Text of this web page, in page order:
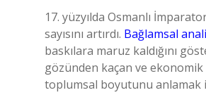
17. yüzyılda Osmanlı
sayısını artırdı. Bağlamsal
baskılara maruz kaldığını
gözünden kaçan ve
toplumsal boyutunu anlamak